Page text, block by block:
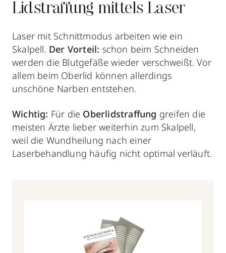
Lidstraffung mittels Laser
Laser mit Schnittmodus arbeiten wie ein
Skalpell. Der Vorteil: schon beim Schneiden
werden die Blutgefäße wieder verschweißt. Vor
allem beim Oberlid können allerdings
unschöne Narben entstehen.
Wichtig: Für die Oberlidstraffung greifen die
meisten Ärzte lieber weiterhin zum Skalpell,
weil die Wundheilung nach einer
Laserbehandlung häufig nicht optimal verläuft.